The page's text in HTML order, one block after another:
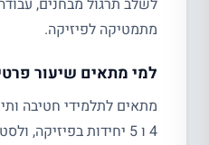
לשלב תרגול מבחנים, עבודה
מתמטיקה לפיזיקה.
למי מתאים שיעור
4 ו 5 יחידות בפיזיקה,